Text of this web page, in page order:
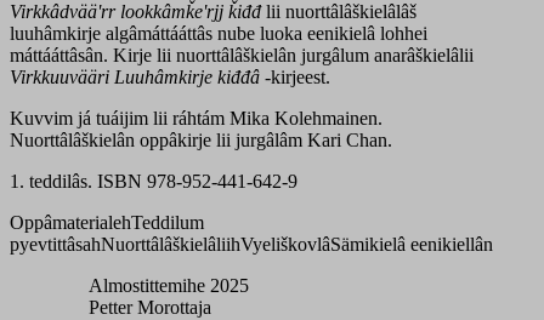
Virkkâdvääʹrr lookkâmǩeʹrjj ǩiđđlii nuorttâlâškielâlâš
luuhâmkirje algâmáttááttâs nube luoka eenikielâ lohhei
máttááttâsân. Kirje lii nuorttâlâškielân jurgâlum anarâškielâlii
Virkkuuvääri Luuhâmkirje kiđđâ -kirjeest.
Kuvvim já tuáijim lii ráhtám Mika Kolehmainen.
Nuorttâlâškielân oppâkirje lii jurgâlâm Kari Chan.
1. teddilâs. ISBN 978-952-441-642-9
OppâmaterialehTeddilum
pyevtittâsahNuorttâlâškielâliihVyeliškovlâSämikielâ eenikiellân
Almostittemihe 2025
Petter Morottaja